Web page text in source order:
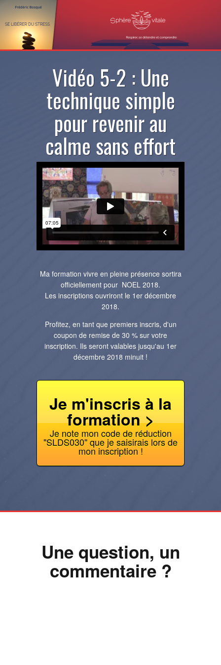
Vidéo 5-2 : Une
technique simple
pour revenir au
calme sans effort
Ma formation vivre en pleine présence sortira
officiellement pour NOEL 2018.
Les inscriptions ouvriront le 1er décembre
2018.
Profitez, en tant que premiers inscris, d'un
coupon de remise de 30 % sur votre
inscription. Ils seront valables jusqu'au 1er
décembre 2018 minuit !
Je m'inscris à la
formation >
Je note mon code de réduction
"SLDS030" que je saisirais lors de
mon inscription !
Une question, un
commentaire ?